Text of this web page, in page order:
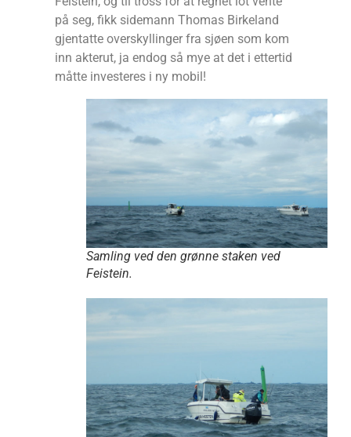
på seg, fikk sidemann Thomas Birkeland
gjentatte overskyllinger fra sjøen som kom
inn akterut, ja endog så mye at det i ettertid
måtte investeres i ny mobil!
Samling ved den grønne staken ved
Feistein.